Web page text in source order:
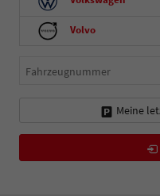
Volvo
Fahrzeugnummer
Meine